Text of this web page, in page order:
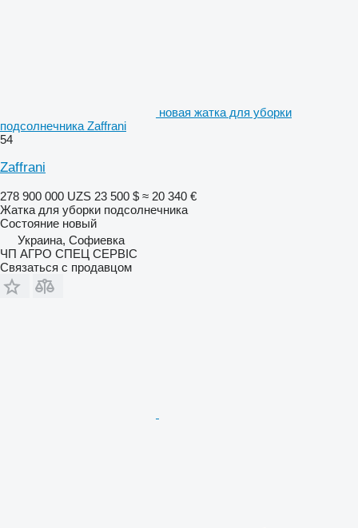
новая жатка для уборки
подсолнечника Zaffrani
54
Zaffrani
278 900 000 UZS 23 500 $ ≈ 20 340 €
Жатка для уборки подсолнечника
Состояние новый
Украина, Софиевка
ЧП АГРО СПЕЦ СЕРВІС
Связаться с продавцом